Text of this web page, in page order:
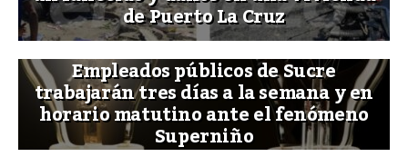
de Puerto La Cruz
Empleados públicos de Sucre
trabajarán tres días a la semana y en
horario matutino ante el fenómeno
Superniño